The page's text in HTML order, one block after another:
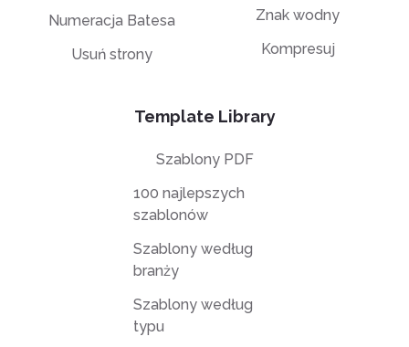
Numeracja Batesa
Usuń strony
Znak wodny
Kompresuj
Template Library
Szablony PDF
100 najlepszych
szablonów
Szablony według
branży
Szablony według
typu